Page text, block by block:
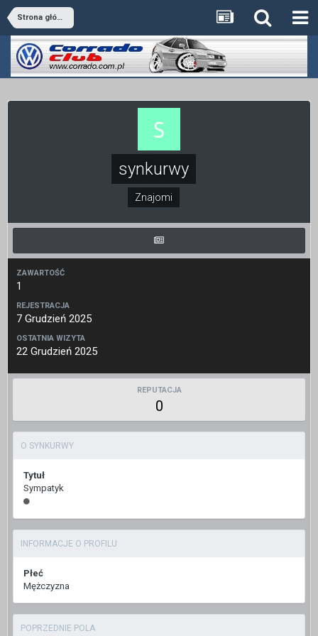
Strona główna
synkurwy
Znajomi
ZAWARTOŚĆ
1
REJESTRACJA
7 Grudzień 2025
OSTATNIA WIZYTA
22 Grudzień 2025
REPUTACJA
0
O SYNKURWY
Tytuł
Sympatyk
INFORMACJE O PROFILU
Płeć
Mężczyzna
POPRZEDNIE POLA